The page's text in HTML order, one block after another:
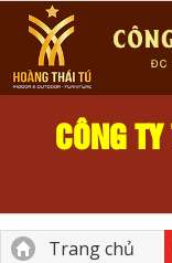
CÔNG
Trang chủ